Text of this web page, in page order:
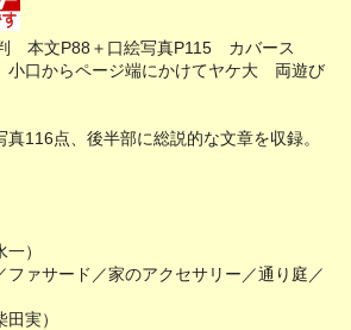
本文P88＋口絵写真P115 カバース
口からページ端にかけてヤケ大 両遊び
116点、後半部に総説的な文章を収録。
）
ァサード／家のアクセサリー／通り庭／
実）